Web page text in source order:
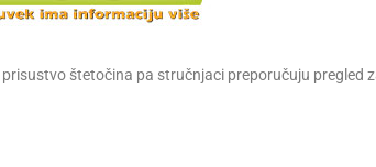
štetočina pa stručnjaci preporučuju pregled